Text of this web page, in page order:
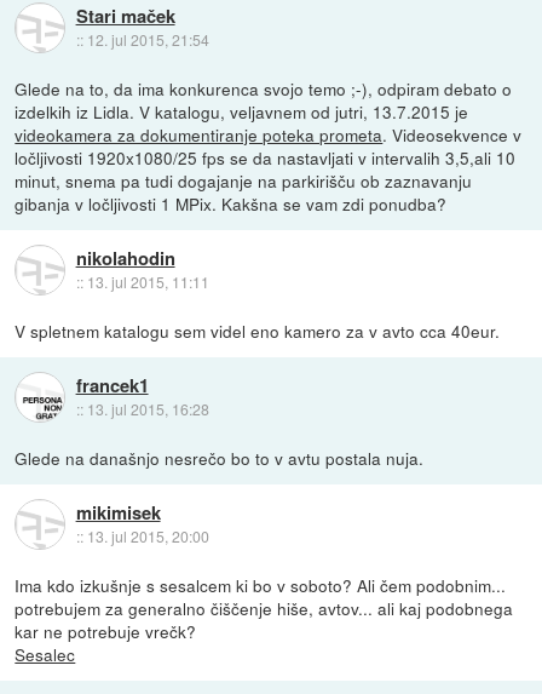
Stari maček
:: 12. jul 2015, 21:54
Glede na to, da ima konkurenca svojo temo ;-), odpiram debato o
izdelkih iz Lidla. V katalogu, veljavnem od jutri, 13.7.2015 je
videokamera za dokumentiranje poteka prometa. Videosekvence v
ločljivosti 1920x1080/25 fps se da nastavljati v intervalih 3,5,ali 10
minut, snema pa tudi dogajanje na parkirišču ob zaznavanju
gibanja v ločljivosti 1 MPix. Kakšna se vam zdi ponudba?
nikolahodin
:: 13. jul 2015, 11:11
V spletnem katalogu sem videl eno kamero za v avto cca 40eur.
francek1
:: 13. jul 2015, 16:28
Glede na današnjo nesrečo bo to v avtu postala nuja.
mikimisek
:: 13. jul 2015, 20:00
Ima kdo izkušnje s sesalcem ki bo v soboto? Ali čem podobnim...
potrebujem za generalno čiščenje hiše, avtov... ali kaj podobnega
kar ne potrebuje vrečk?
Sesalec